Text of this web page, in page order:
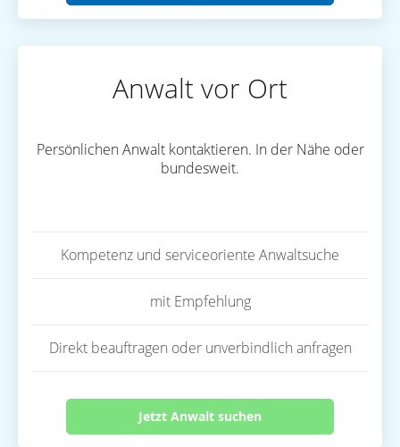
Anwalt vor Ort
Persönlichen Anwalt kontaktieren. In der Nähe oder
bundesweit.
Kompetenz und serviceoriente Anwaltsuche
mit Empfehlung
Direkt beauftragen oder unverbindlich anfragen
Jetzt Anwalt suchen